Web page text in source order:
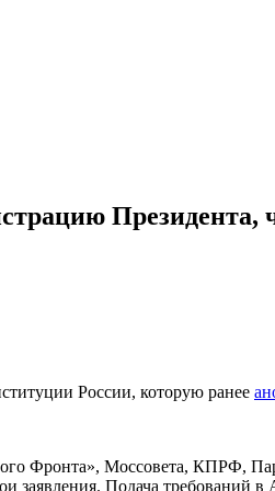
Президента,
России, которую ранее
Фронта», Моссовета, КПРФ,
Подача требований в